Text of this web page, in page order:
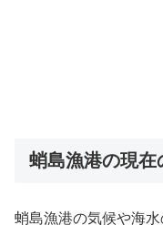
蛸島漁港の現在
蛸島漁港の気候や海